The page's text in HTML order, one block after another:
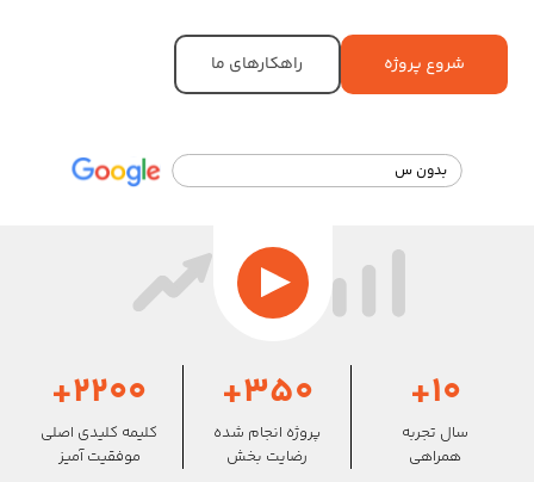
شروع پروژه راهکارهای ما
بدون سئو، دیده نم
+10
سال تجربه
همراهی
+350
پروژه انجام شده
رضایت بخش
+2200
کلیمه کلیدی اصلی
موفقیت آمیز